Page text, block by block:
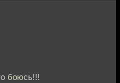
боюсь!!!